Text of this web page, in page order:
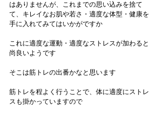
はありませんが、これまでの思い込みを捨て
て、キレイなお肌や若さ・適度な体型・健康を
手に入れてみてはいかがですか
これに適度な運動・適度なストレスが加わると
尚良いようです
そこは筋トレの出番かなと思います
筋トレを程よく行うことで、体に適度にストレ
スも掛かっていますので